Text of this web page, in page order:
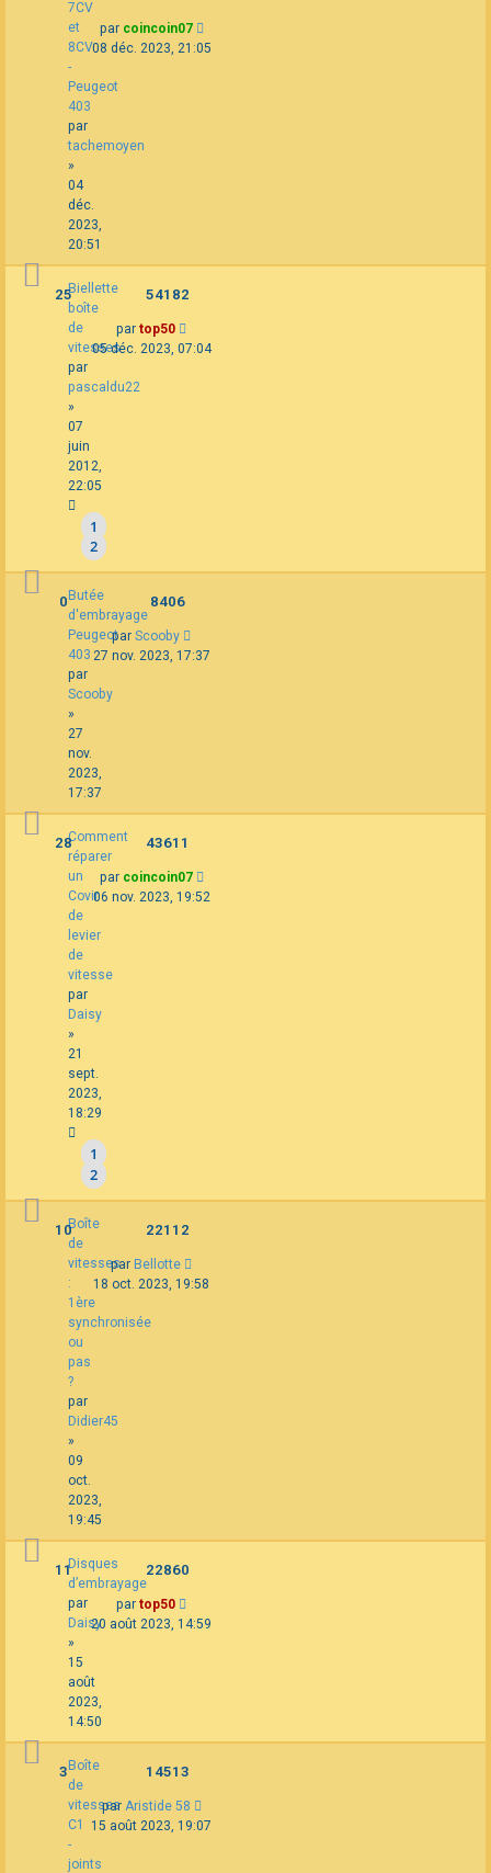
7CV
et
8CV
-
Peugeot
403
par
tachemoyen
»
04
déc.
2023,
20:51
par coincoin07
08 déc. 2023, 21:05
Biellette
boîte
de
vitesses
par
pascaldu22
»
07
juin
2012,
22:05
1
2
25 54182
par top50
05 déc. 2023, 07:04
Butée
d'embrayage
Peugeot
403
par
Scooby
»
27
nov.
2023,
17:37
0 8406
par Scooby
27 nov. 2023, 17:37
Comment
réparer
un
Covir
de
levier
de
vitesse
par
Daisy
»
21
sept.
2023,
18:29
1
2
28 43611
par coincoin07
06 nov. 2023, 19:52
Boîte
de
vitesses
:
1ère
synchronisée
ou
pas
?
par
Didier45
»
09
oct.
2023,
19:45
10 22112
par Bellotte
18 oct. 2023, 19:58
Disques
d’embrayage
par
Daisy
»
15
août
2023,
14:50
11 22860
par top50
20 août 2023, 14:59
Boîte
de
vitesses
C1
-
joints
3 14513
par Aristide 58
15 août 2023, 19:07